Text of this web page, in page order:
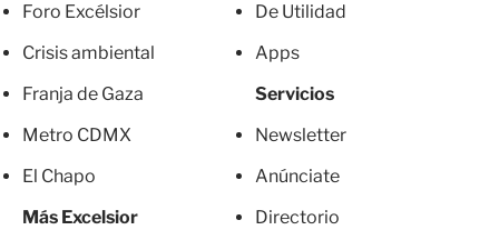
Foro Excélsior
Crisis ambiental
Franja de Gaza
Metro CDMX
El Chapo
Más Excelsior
De Utilidad
Apps
Servicios
Newsletter
Anúnciate
Directorio